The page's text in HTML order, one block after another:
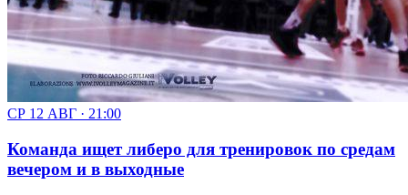
СР 12 АВГ · 21:00
Команда ищет либеро для тренировок по средам
вечером и в выходные